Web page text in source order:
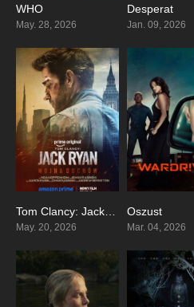
WHO
May. 28, 2026
Desperat
Jan. 09, 2026
5.7Tom Clancy: Jack Ryan – Wojna Duchów
May. 20, 2026
Oszust
Mar. 04, 2026